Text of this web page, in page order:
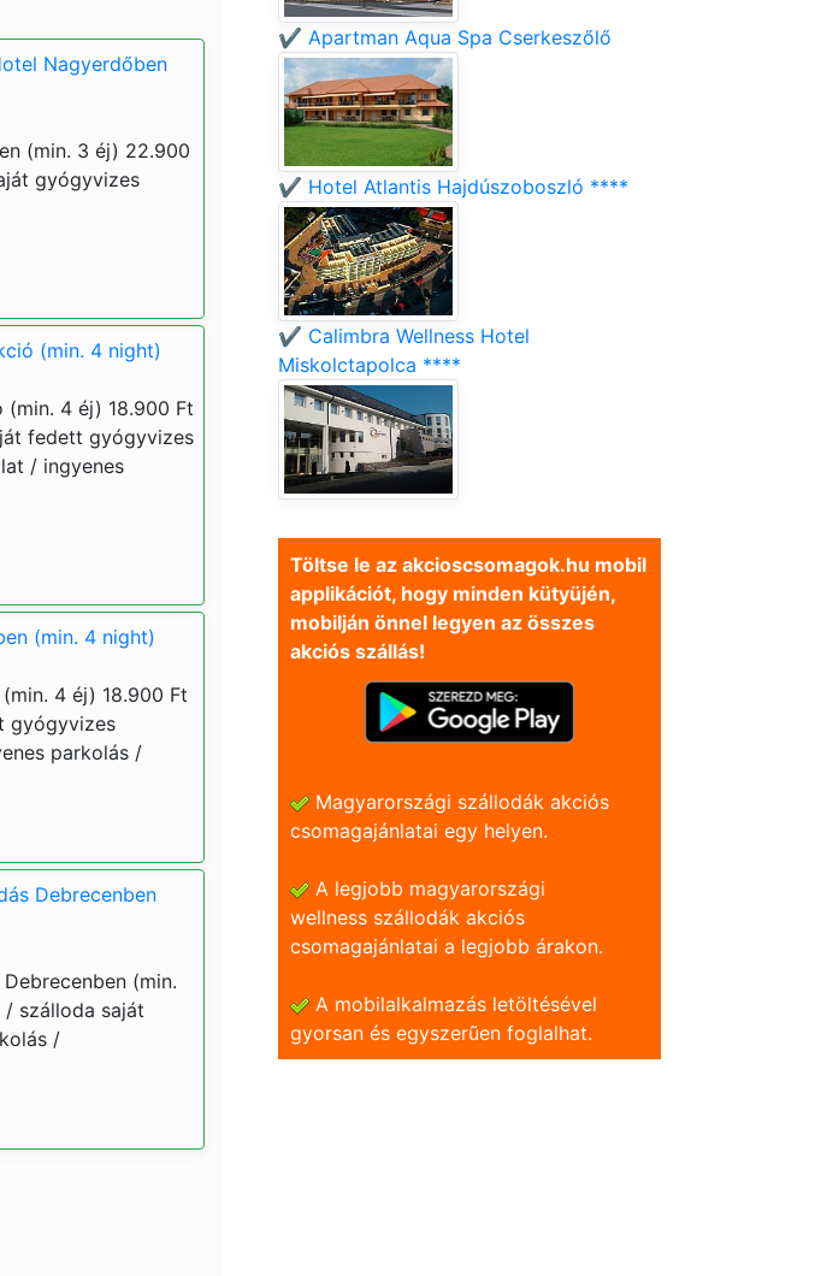
Nagyerdőben
(min. 3 éj) 22.900
gyógyvizes
(min. 4 night)
4 éj) 18.900 Ft
fedett gyógyvizes
/ ingyenes
(min. 4 night)
4 éj) 18.900 Ft
gyógyvizes
parkolás /
Debrecenben
(min.
szálloda saját
/
✔️ Apartman Aqua Spa Cserkeszőlő
✔️ Hotel Atlantis Hajdúszoboszló ****
✔️ Calimbra Wellness Hotel
Miskolctapolca ****
Töltse le az akcioscsomagok.hu mobil
applikációt, hogy minden kütyüjén,
mobilján önnel legyen az összes
akciós szállás!
Magyarországi szállodák akciós
csomagajánlatai egy helyen.
A legjobb magyarországi
wellness szállodák akciós
csomagajánlatai a legjobb árakon.
A mobilalkalmazás letöltésével
gyorsan és egyszerũen foglalhat.